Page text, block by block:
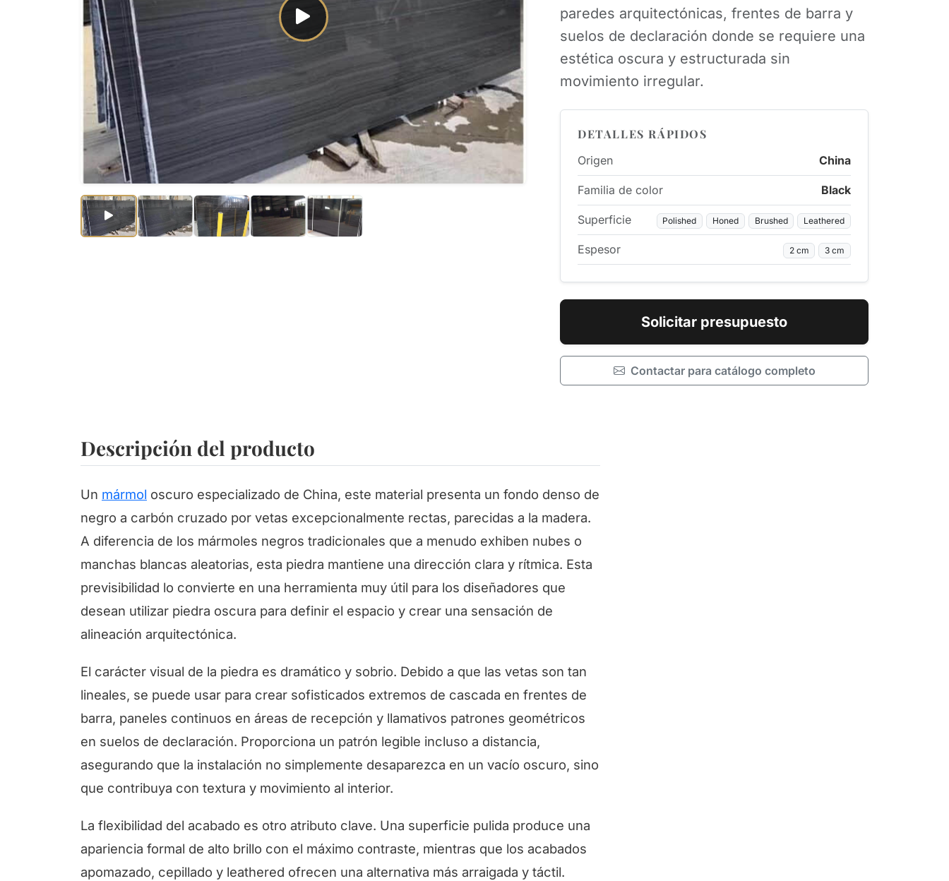
paredes arquitectónicas, frentes de barra y
suelos de declaración donde se requiere una
estética oscura y estructurada sin
movimiento irregular.
DETALLES RÁPIDOS
Origen China
Familia de color Black
Superficie Polished Honed Brushed Leathered
Espesor 2 cm 3 cm
Solicitar presupuesto
Contactar para catálogo completo
Descripción del producto
Un mármol oscuro especializado de China, este material presenta un fondo denso de
negro a carbón cruzado por vetas excepcionalmente rectas, parecidas a la madera.
A diferencia de los mármoles negros tradicionales que a menudo exhiben nubes o
manchas blancas aleatorias, esta piedra mantiene una dirección clara y rítmica. Esta
previsibilidad lo convierte en una herramienta muy útil para los diseñadores que
desean utilizar piedra oscura para definir el espacio y crear una sensación de
alineación arquitectónica.
El carácter visual de la piedra es dramático y sobrio. Debido a que las vetas son tan
lineales, se puede usar para crear sofisticados extremos de cascada en frentes de
barra, paneles continuos en áreas de recepción y llamativos patrones geométricos
en suelos de declaración. Proporciona un patrón legible incluso a distancia,
asegurando que la instalación no simplemente desaparezca en un vacío oscuro, sino
que contribuya con textura y movimiento al interior.
La flexibilidad del acabado es otro atributo clave. Una superficie pulida produce una
apariencia formal de alto brillo con el máximo contraste, mientras que los acabados
apomazado, cepillado y leathered ofrecen una alternativa más arraigada y táctil.